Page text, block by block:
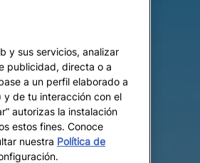
y sus servicios, analizar
publicidad, directa o a
a un perfil elaborado a
de tu interacción con el
autorizas la instalación
estos fines. Conoce
nuestra Política de